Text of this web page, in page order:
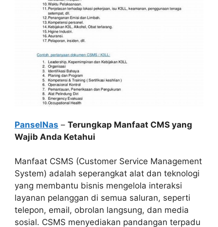
PanselNas – Terungkap Manfaat CMS yang
Wajib Anda Ketahui
Manfaat CSMS (Customer Service Management
System) adalah seperangkat alat dan teknologi
yang membantu bisnis mengelola interaksi
layanan pelanggan di semua saluran, seperti
telepon, email, obrolan langsung, dan media
sosial. CSMS menyediakan pandangan terpadu